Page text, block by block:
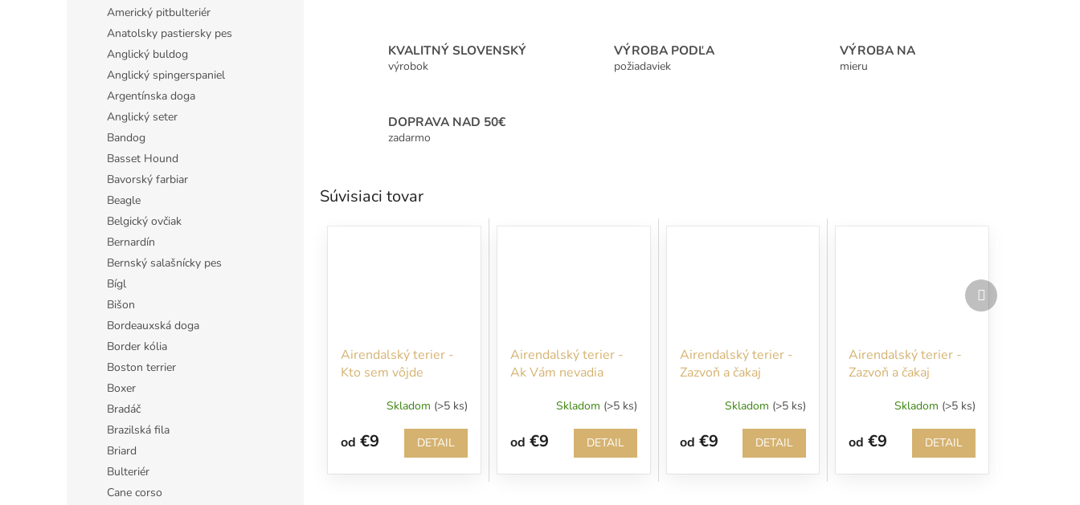
Americký pitbulteriér
Anatolsky pastiersky pes
Anglický buldog
Anglický spingerspaniel
Argentínska doga
Anglický seter
Bandog
Basset Hound
Bavorský farbiar
Beagle
Belgický ovčiak
Bernardín
Bernský salašnícky pes
Bígl
Bišon
Bordeauxská doga
Border kólia
Boston terrier
Boxer
Bradáč
Brazilská fila
Briard
Bulteriér
Cane corso
KVALITNÝ SLOVENSKÝ
výrobok
VÝROBA PODĽA
požiadaviek
VÝROBA NA
mieru
DOPRAVA NAD 50€
zadarmo
Súvisiaci tovar
Airendalský terier -
Kto sem vôjde
rýchlo pohryzený
Skladom (>5 ks)
od €9 DETAIL
Airendalský terier -
Ak Vám nevadia
Skladom (>5 ks)
od €9 DETAIL
Airendalský terier -
Zazvoň a čakaj
Skladom (>5 ks)
od €9 DETAIL
Airendalský terier -
Zazvoň a čakaj
Skladom (>5 ks)
od €9 DETAIL
Ďalší
produkt